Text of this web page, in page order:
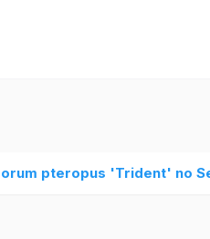
pteropus 'Trident' no